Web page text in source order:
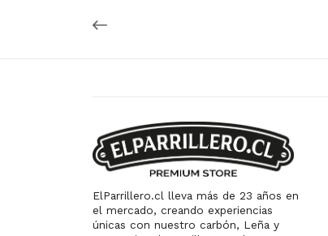
ElParrillero.cl lleva más de 23 años en
el mercado, creando experiencias
únicas con nuestro carbón, Leña y